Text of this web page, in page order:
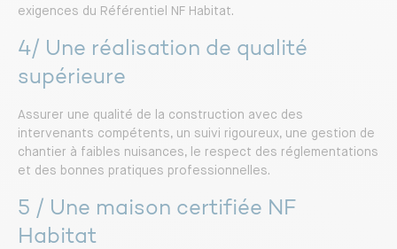
exigences du Référentiel NF Habitat.
4/ Une réalisation de qualité
supérieure
Assurer une qualité de la construction avec des
intervenants compétents, un suivi rigoureux, une gestion de
chantier à faibles nuisances, le respect des réglementations
et des bonnes pratiques professionnelles.
5 / Une maison certifiée NF
Habitat